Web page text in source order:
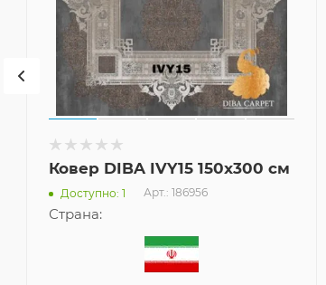
Ковер DIBA IVY15 150x300 см
Доступно: 1 Арт.: 186956
Страна: